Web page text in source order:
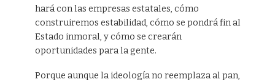
hará con las empresas estatales, cómo
construiremos estabilidad, cómo se pondrá fin al
Estado inmoral, y cómo se crearán
oportunidades para la gente.
Porque aunque la ideología no reemplaza al pan,